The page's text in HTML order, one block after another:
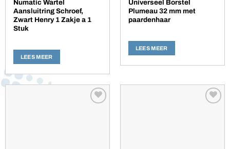
Numatic Wartel
Aansluitring Schroef,
Zwart Henry 1 Zakje a 1
Stuk
LEES MEER
Universeel Borstel
Plumeau 32 mm met
paardenhaar
LEES MEER